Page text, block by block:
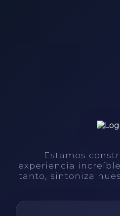
Estamos
experiencia
tanto, sintoniza